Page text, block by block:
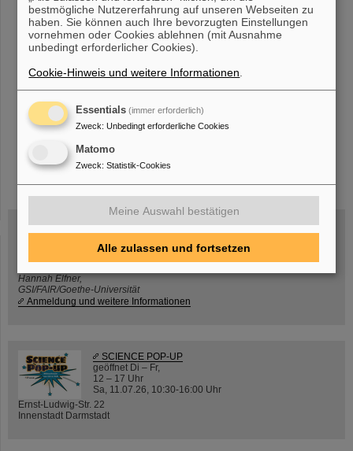
« .... 6 7 8 9 10 11 12 13 14
instagramlinkedinyoutube
helmholtz.social
facebook
Hannah Elfner,
GSI/FAIR/Goethe-Universität
Anmeldung und weitere Informationen
SCIENCE POP-UP
geöffnet Di – Fr,
12 – 17 Uhr
Sa, 11.07.26, 10:30-16:00 Uhr
Ernst-Ludwig-Str. 22
Innenstadt Darmstadt
bestmögliche Nutzererfahrung auf unseren Webseiten zu
haben. Sie können auch Ihre bevorzugten Einstellungen
vornehmen oder Cookies ablehnen (mit Ausnahme
unbedingt erforderlicher Cookies).
Cookie-Hinweis und weitere Informationen
Essentials (immer erforderlich)
Zweck: Unbedingt erforderliche Cookies
Matomo
Zweck: Statistik-Cookies
Meine Auswahl bestätigen
Alle zulassen und fortsetzen